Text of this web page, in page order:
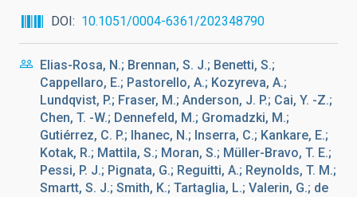
DOI
10.1051/0004-6361/202348790
Elias-Rosa, N.; Brennan, S. J.; Benetti, S.;
Cappellaro, E.; Pastorello, A.; Kozyreva, A.;
Lundqvist, P.; Fraser, M.; Anderson, J. P.; Cai, Y. -Z.;
Chen, T. -W.; Dennefeld, M.; Gromadzki, M.;
Gutiérrez, C. P.; Ihanec, N.; Inserra, C.; Kankare, E.;
Kotak, R.; Mattila, S.; Moran, S.; Müller-Bravo, T. E.;
Pessi, P. J.; Pignata, G.; Reguitti, A.; Reynolds, T. M.;
Smartt, S. J.; Smith, K.; Tartaglia, L.; Valerin, G.; de